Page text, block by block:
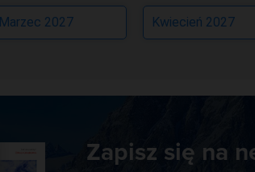
Marzec 2027 Kwiecień 2027
Zapisz się na